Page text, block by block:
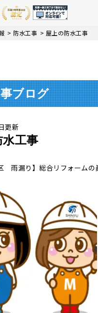
> 防水工事 > 屋上の防水工事
ブログ
更新
工事
雨漏り】総合リフォームの